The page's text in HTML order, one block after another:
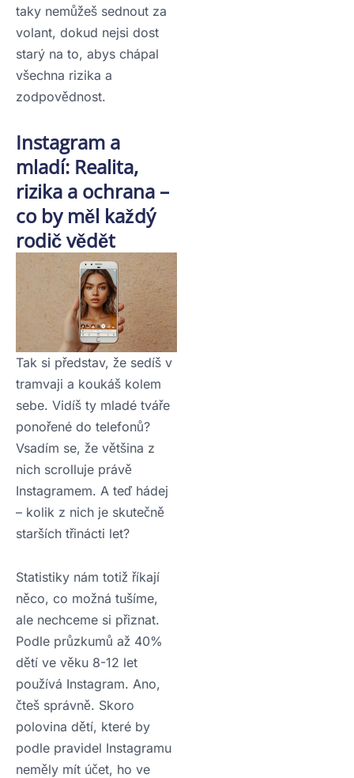
taky nemůžeš sednout za
volant, dokud nejsi dost
starý na to, abys chápal
všechna rizika a
zodpovědnost.
Instagram a
mladí: Realita,
rizika a ochrana –
co by měl každý
rodič vědět
Tak si představ, že sedíš v
tramvaji a koukáš kolem
sebe. Vidíš ty mladé tváře
ponořené do telefonů?
Vsadím se, že většina z
nich scrolluje právě
Instagramem. A teď hádej
– kolik z nich je skutečně
starších třinácti let?
Statistiky nám totiž říkají
něco, co možná tušíme,
ale nechceme si přiznat.
Podle průzkumů až 40%
dětí ve věku 8-12 let
používá Instagram. Ano,
čteš správně. Skoro
polovina dětí, které by
podle pravidel Instagramu
neměly mít účet, ho ve